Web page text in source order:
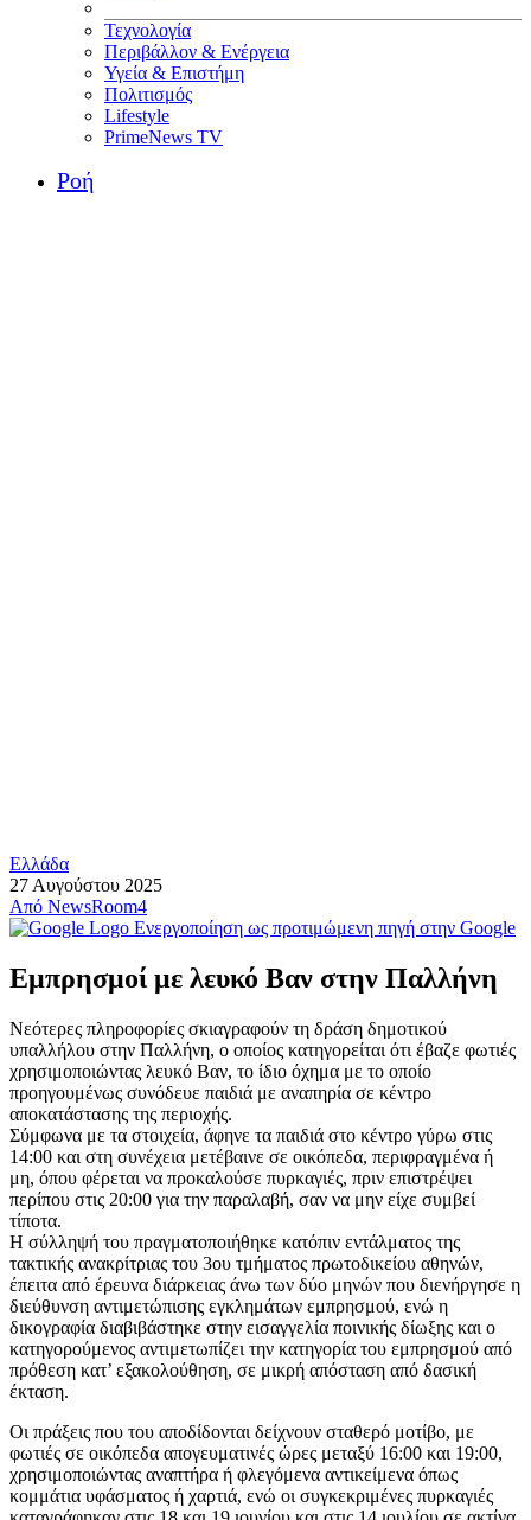
Τεχνολογία
Περιβάλλον & Ενέργεια
Υγεία & Επιστήμη
Πολιτισμός
Lifestyle
PrimeNews TV
Ροή
Ελλάδα
27 Αυγούστου 2025
Από NewsRoom4
Ενεργοποίηση ως προτιμώμενη πηγή στην Google
Εμπρησμοί με λευκό Βαν στην Παλλήνη
Νεότερες πληροφορίες σκιαγραφούν τη δράση δημοτικού
υπαλλήλου στην Παλλήνη, ο οποίος κατηγορείται ότι έβαζε φωτιές
χρησιμοποιώντας λευκό Βαν, το ίδιο όχημα με το οποίο
προηγουμένως συνόδευε παιδιά με αναπηρία σε κέντρο
αποκατάστασης της περιοχής.
Σύμφωνα με τα στοιχεία, άφηνε τα παιδιά στο κέντρο γύρω στις
14:00 και στη συνέχεια μετέβαινε σε οικόπεδα, περιφραγμένα ή
μη, όπου φέρεται να προκαλούσε πυρκαγιές, πριν επιστρέψει
περίπου στις 20:00 για την παραλαβή, σαν να μην είχε συμβεί
τίποτα.
Η σύλληψή του πραγματοποιήθηκε κατόπιν εντάλματος της
τακτικής ανακρίτριας του 3ου τμήματος πρωτοδικείου αθηνών,
έπειτα από έρευνα διάρκειας άνω των δύο μηνών που διενήργησε η
διεύθυνση αντιμετώπισης εγκλημάτων εμπρησμού, ενώ η
δικογραφία διαβιβάστηκε στην εισαγγελία ποινικής δίωξης και ο
κατηγορούμενος αντιμετωπίζει την κατηγορία του εμπρησμού από
πρόθεση κατ’ εξακολούθηση, σε μικρή απόσταση από δασική
έκταση.
Οι πράξεις που του αποδίδονται δείχνουν σταθερό μοτίβο, με
φωτιές σε οικόπεδα απογευματινές ώρες μεταξύ 16:00 και 19:00,
χρησιμοποιώντας αναπτήρα ή φλεγόμενα αντικείμενα όπως
κομμάτια υφάσματος ή χαρτιά, ενώ οι συγκεκριμένες πυρκαγιές